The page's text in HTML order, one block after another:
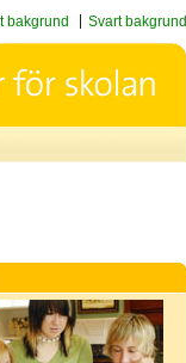
bakgrund Svart bakgrund